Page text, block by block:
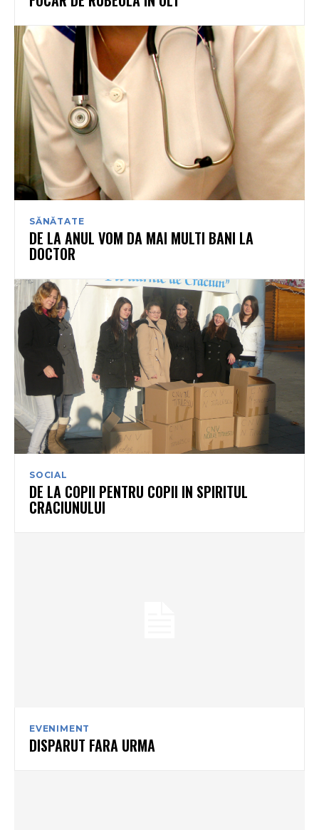
SĂNĂTATE
DE LA ANUL VOM DA MAI MULTI BANI LA
DOCTOR
SOCIAL
DE LA COPII PENTRU COPII IN SPIRITUL
CRACIUNULUI
EVENIMENT
DISPARUT FARA URMA